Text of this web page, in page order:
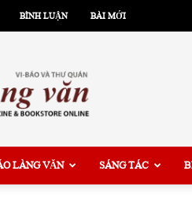
BÌNH LUẬN BÀI MỚI
LÀNG VĂN SÁNG TÁC